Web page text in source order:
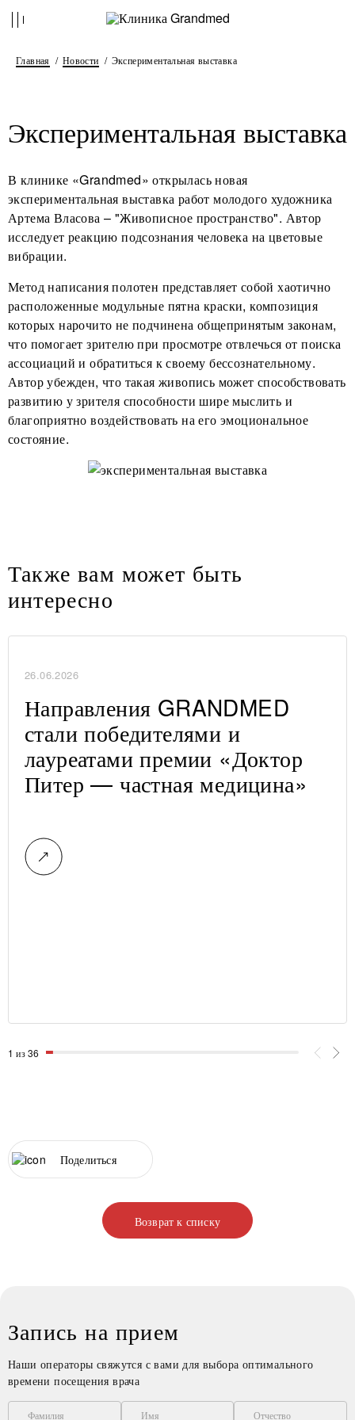
Главная Новости Экспериментальная выставка
Экспериментальная выставка
В клинике «Grandmed» открылась новая
экспериментальная выставка работ молодого художника
Артема Власова – "Живописное пространство". Автор
исследует реакцию подсознания человека на цветовые
вибрации.
Метод написания полотен представляет собой хаотично
расположенные модульные пятна краски, композиция
которых нарочито не подчинена общепринятым законам,
что помогает зрителю при просмотре отвлечься от поиска
ассоциаций и обратиться к своему бессознательному.
Автор убежден, что такая живопись может способствовать
развитию у зрителя способности шире мыслить и
благоприятно воздействовать на его эмоциональное
состояние.
Также вам может быть
интересно
26.06.2026
Направления GRANDMED
стали победителями и
лауреатами премии «Доктор
Питер — частная медицина»
1 из 36
Поделиться
Возврат к списку
Запись на прием
Наши операторы свяжутся с вами для выбора оптимального
времени посещения врача
Фамилия Имя Отчество